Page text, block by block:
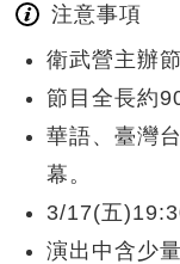
注意事項
衛武營主辦
節目全長約
華語、臺灣
幕。
3/17(五
演出中含少